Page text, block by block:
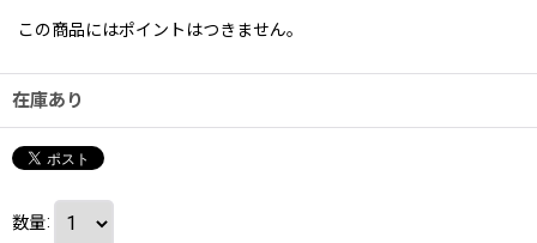
この商品にはポイントはつきません。
在庫あり
数量: